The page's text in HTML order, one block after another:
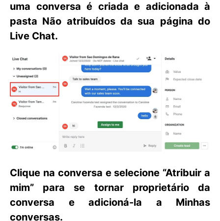
uma conversa é criada e adicionada à
pasta Não atribuídosda sua página do
Live Chat.
Clique na conversa e selecione “Atribuir a
mim” para se tornar proprietário da
conversa e adicioná-la a Minhas
conversas.